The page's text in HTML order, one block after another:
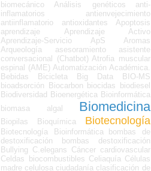
biomecánico
Análisis genéticos
anti-
inflamatorios
antienvejecimiento
antiinflamatorio
antioxidantes
Apoptosis
aprendizaje
Aprendizaje Activo
Aprendizaje-Servicio
ApS
Aromas
Arqueología
asesoramiento
asistente
conversacional (Chatbot) Atrofia muscular
espinal (AME) Automatización Académica.
Bebidas
Bicicleta Big Data
BIO-MS
bioadsorción
Biocarbon biocidas
biodiesel
Biodiversidad
Bioenergética Bioinformática
biomasa algal
Biomedicina
Biopilas Bioquímica Biotecnología
Biotecnología Bioinformática
bombas de
destoxificación
bombas destoxificación
Bullying C.elegans Cáncer cardiovascular
Celdas biocombustibles Celiaquía Células
madre celulosa ciudadanía clasificación de